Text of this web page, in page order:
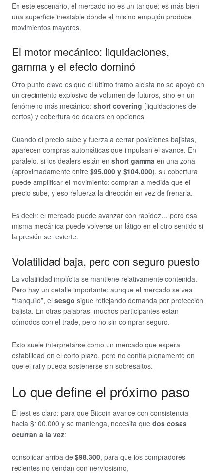
En este escenario, el mercado no es un tanque: es más bien
una superficie inestable donde el mismo empujón produce
movimientos mayores.
El motor mecánico: liquidaciones,
gamma y el efecto dominó
Otro punto clave es que el último tramo alcista no se apoyó en
un crecimiento explosivo de volumen de futuros, sino en un
fenómeno más mecánico: short covering (liquidaciones de
cortos) y cobertura de dealers en opciones.
Cuando el precio sube y fuerza a cerrar posiciones bajistas,
aparecen compras automáticas que impulsan el avance. En
paralelo, si los dealers están en short gamma en una zona
(aproximadamente entre $95.000 y $104.000), su cobertura
puede amplificar el movimiento: compran a medida que el
precio sube, y eso refuerza la dirección en vez de frenarla.
Es decir: el mercado puede avanzar con rapidez… pero esa
misma mecánica puede volverse un látigo en el otro sentido si
la presión se revierte.
Volatilidad baja, pero con seguro puesto
La volatilidad implícita se mantiene relativamente contenida.
Pero hay un detalle importante: aunque el mercado se vea
“tranquilo”, el sesgo sigue reflejando demanda por protección
bajista. En otras palabras: muchos participantes están
cómodos con el trade, pero no sin comprar seguro.
Esto suele interpretarse como un mercado que espera
estabilidad en el corto plazo, pero no confía plenamente en
que el rally pueda sostenerse sin sobresaltos.
Lo que define el próximo paso
El test es claro: para que Bitcoin avance con consistencia
hacia $100.000 y se mantenga, necesita que dos cosas
ocurran a la vez:
consolidar arriba de $98.300, para que los compradores
recientes no vendan con nerviosismo,